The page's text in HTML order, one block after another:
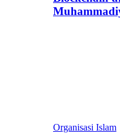
Organisasi Islam